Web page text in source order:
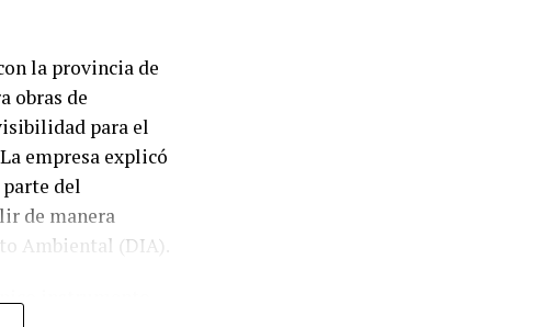
Si bien la
los ingresos
la
consumidores
por su
la provincia de
obras de
para el
empresa explicó
del
de manera
Ambiental (DIA).
instrumento